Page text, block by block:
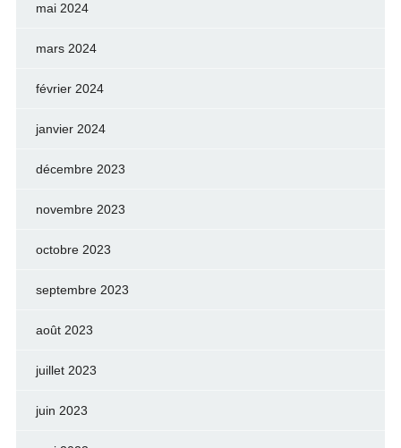
mai 2024
mars 2024
février 2024
janvier 2024
décembre 2023
novembre 2023
octobre 2023
septembre 2023
août 2023
juillet 2023
juin 2023